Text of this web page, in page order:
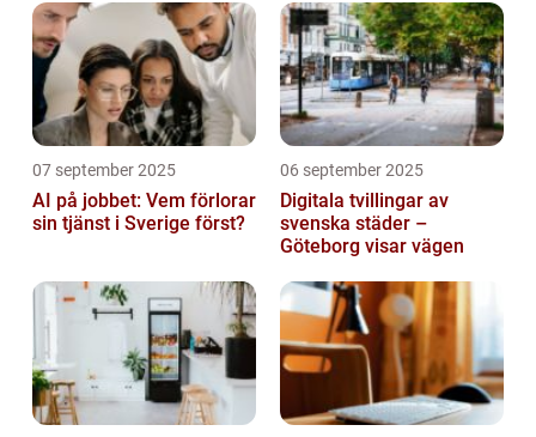
07 september 2025
AI på jobbet: Vem förlorar
sin tjänst i Sverige först?
06 september 2025
Digitala tvillingar av
svenska städer –
Göteborg visar vägen